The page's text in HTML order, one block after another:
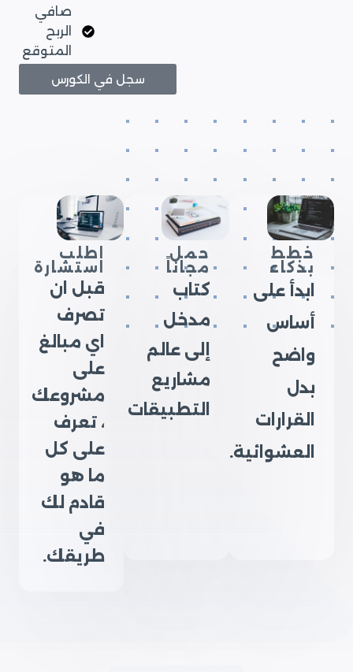
صافي
الربح
المتوقع
سجل في الكورس
خطط
بذكاء
ابدأ على
أساس
واضح
بدل
القرارات
العشوائية.
حمل
مجاناً
كتاب
مدخل
إلى عالم
مشاريع
التطبيقات
اطلب
استشارة
قبل ان
تصرف
اي مبالغ
على
مشروعك
، تعرف
على كل
ما هو
قادم لك
في
طريقك.